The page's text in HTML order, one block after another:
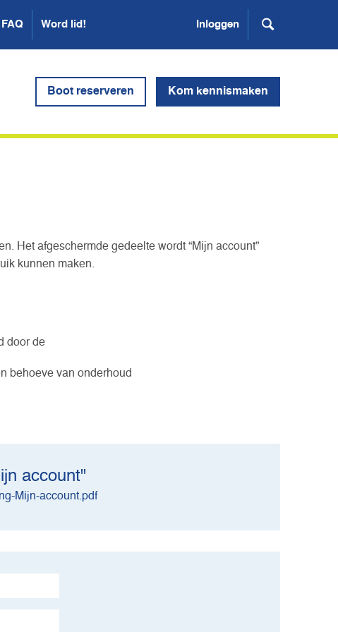
Word lid! Inloggen
Boot reserveren Kom kennismaken
Het afgeschermde gedeelte wordt “Mijn account”
kunnen maken.
door de
behoeve van onderhoud
account"
Mijn-account.pdf